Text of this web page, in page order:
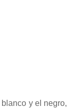
y el negro,